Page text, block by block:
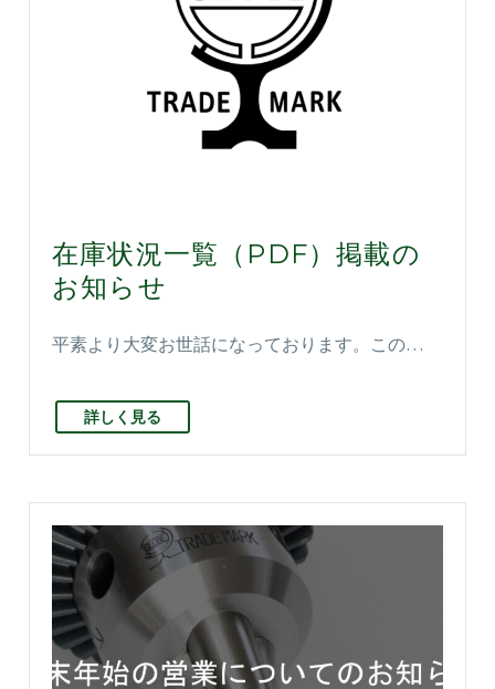
在庫状況一覧（PDF）掲載の
お知らせ
平素より大変お世話になっております。この…
詳しく見る